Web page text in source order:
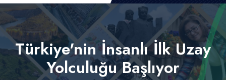
Türkiye'nin İnsanlı İlk Uzay
Yolculuğu Başlıyor